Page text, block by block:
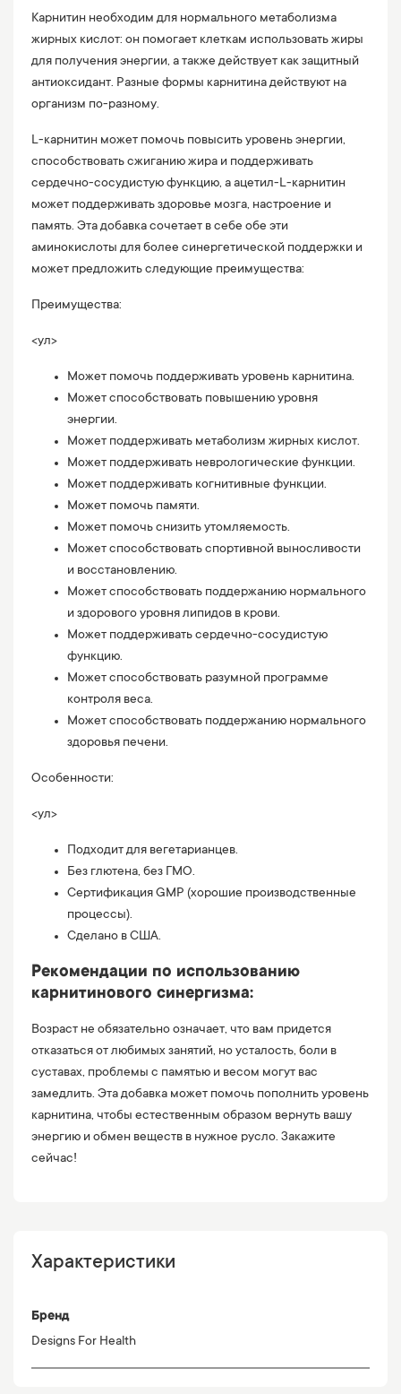
Карнитин необходим для нормального метаболизма
жирных кислот: он помогает клеткам использовать жиры
для получения энергии, а также действует как защитный
антиоксидант. Разные формы карнитина действуют на
организм по-разному.
L-карнитин может помочь повысить уровень энергии,
способствовать сжиганию жира и поддерживать
сердечно-сосудистую функцию, а ацетил-L-карнитин
может поддерживать здоровье мозга, настроение и
память. Эта добавка сочетает в себе обе эти
аминокислоты для более синергетической поддержки и
может предложить следующие преимущества:
Преимущества:
<ул>
Может помочь поддерживать уровень карнитина.
Может способствовать повышению уровня
энергии.
Может поддерживать метаболизм жирных кислот.
Может поддерживать неврологические функции.
Может поддерживать когнитивные функции.
Может помочь памяти.
Может помочь снизить утомляемость.
Может способствовать спортивной выносливости
и восстановлению.
Может способствовать поддержанию нормального
и здорового уровня липидов в крови.
Может поддерживать сердечно-сосудистую
функцию.
Может способствовать разумной программе
контроля веса.
Может способствовать поддержанию нормального
здоровья печени.
Особенности:
<ул>
Подходит для вегетарианцев.
Без глютена, без ГМО.
Сертификация GMP (хорошие производственные
процессы).
Сделано в США.
Рекомендации по использованию
карнитинового синергизма:
Возраст не обязательно означает, что вам придется
отказаться от любимых занятий, но усталость, боли в
суставах, проблемы с памятью и весом могут вас
замедлить. Эта добавка может помочь пополнить уровень
карнитина, чтобы естественным образом вернуть вашу
энергию и обмен веществ в нужное русло. Закажите
сейчас!
Характеристики
Бренд
Designs For Health